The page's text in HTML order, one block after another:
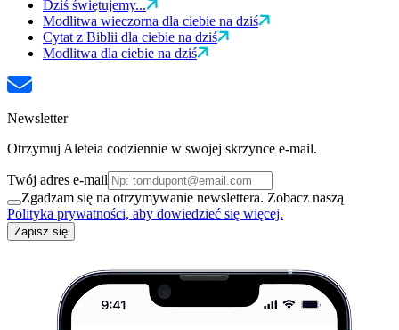
Dziś świętujemy...
Modlitwa wieczorna dla ciebie na dziś
Cytat z Biblii dla ciebie na dziś
Modlitwa dla ciebie na dziś
Newsletter
Otrzymuj Aleteia codziennie w swojej skrzynce e-mail.
Twój adres e-mail
Zgadzam się na otrzymywanie newslettera. Zobacz naszą
Polityka prywatności, aby dowiedzieć się więcej.
Zapisz się